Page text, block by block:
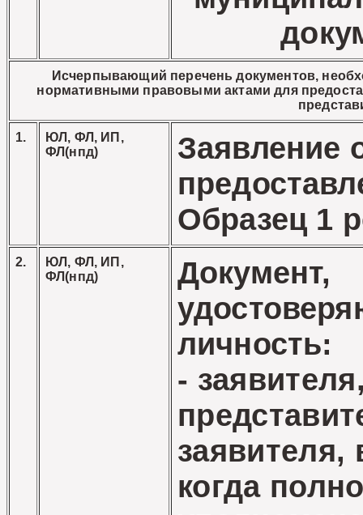
Исчерпывающий перечень документов,
нормативными правовыми актами для
1.
ЮЛ, ФЛ, ИП,
ФЛ(нпд)
Заявление
Образец 1
2.
ЮЛ, ФЛ, ИП,
ФЛ(нпд)
Документ,
личность:
-
заявителя,
когда